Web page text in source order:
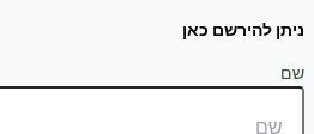
ניתן להירשם כאן
שם